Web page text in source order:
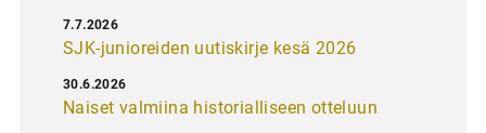
SJK-junioreiden uutiskirje kesä 2026
7.7.2026
Naiset valmiina historialliseen otteluun
30.6.2026